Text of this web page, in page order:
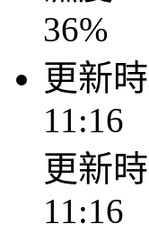
36%
更新時
11:16
更新時
11:16